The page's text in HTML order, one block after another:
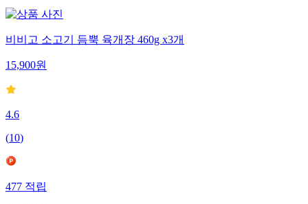
비비고 소고기 듬뿍 육개장 460g x3개
15,900원
4.6
(10)
477적립